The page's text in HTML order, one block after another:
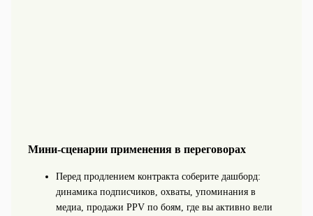
Мини‑сценарии применения в переговорах
Перед продлением контракта соберите дашборд:
динамика подписчиков, охваты, упоминания в
медиа, продажи PPV по боям, где вы активно вели